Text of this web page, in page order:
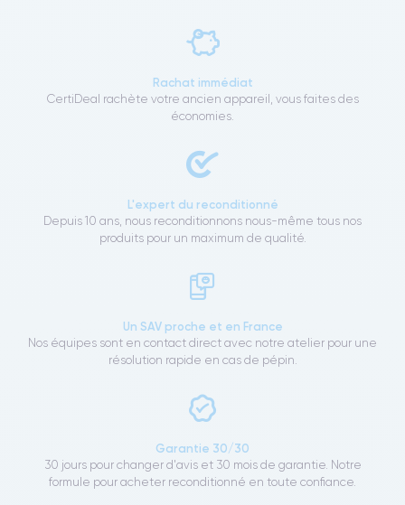
Rachat immédiat
CertiDeal rachète votre ancien appareil, vous faites des
économies.
L'expert du reconditionné
Depuis 10 ans, nous reconditionnons nous-même tous nos
produits pour un maximum de qualité.
Un SAV proche et en France
Nos équipes sont en contact direct avec notre atelier pour une
résolution rapide en cas de pépin.
Garantie 30/30
30 jours pour changer d'avis et 30 mois de garantie. Notre
formule pour acheter reconditionné en toute confiance.